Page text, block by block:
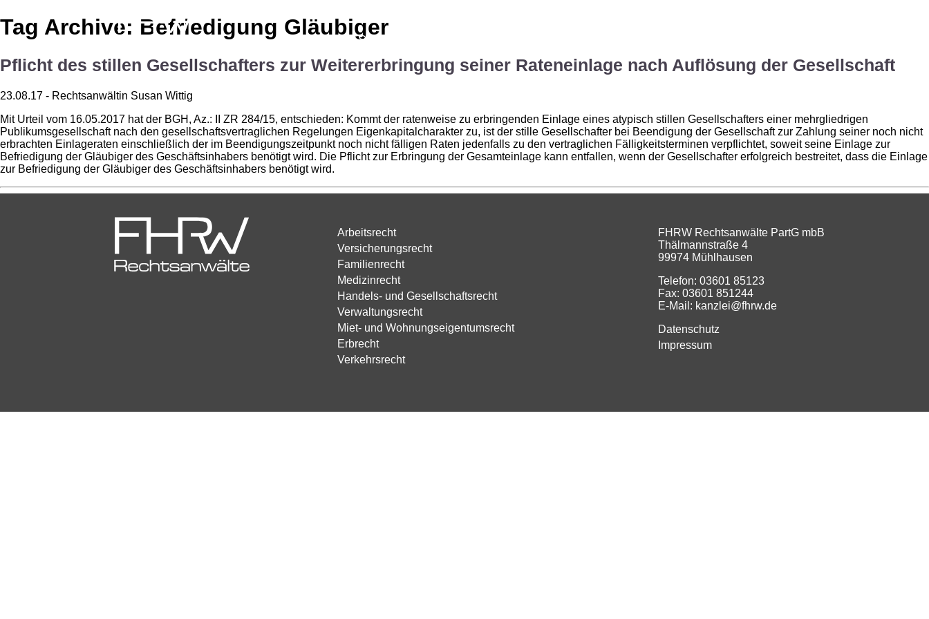
RECHTS GEBIETE
Tag Archive: Befriedigung Gläubiger
Pflicht des stillen Gesellschafters zur Weitererbringung seiner Rateneinlage nach Auflösung der Gesellschaft
23.08.17 - Rechtsanwältin Susan Wittig
Mit Urteil vom 16.05.2017 hat der BGH, Az.: II ZR 284/15, entschieden: Kommt der ratenweise zu erbringenden Einlage eines atypisch stillen Gesellschafters einer mehrgliedrigen
Publikumsgesellschaft nach den gesellschaftsvertraglichen Regelungen Eigenkapitalcharakter zu, ist der stille Gesellschafter bei Beendigung der Gesellschaft zur Zahlung seiner noch nicht
erbrachten Einlageraten einschließlich der im Beendigungszeitpunkt noch nicht fälligen Raten jedenfalls zu den vertraglichen Fälligkeitsterminen verpflichtet, soweit seine Einlage zur
Befriedigung der Gläubiger des Geschäftsinhabers benötigt wird. Die Pflicht zur Erbringung der Gesamteinlage kann entfallen, wenn der Gesellschafter erfolgreich bestreitet, dass die Einlage
zur Befriedigung der Gläubiger des Geschäftsinhabers benötigt wird.
Arbeitsrecht
Versicherungsrecht
Familienrecht
Medizinrecht
Handels- und Gesellschaftsrecht
Verwaltungsrecht
Miet- und Wohnungseigentumsrecht
Erbrecht
Verkehrsrecht
FHRW Rechtsanwälte PartG mbB
Thälmannstraße 4
99974 Mühlhausen
Telefon: 03601 85123
Fax: 03601 851244
E-Mail: kanzlei@fhrw.de
Datenschutz
Impressum